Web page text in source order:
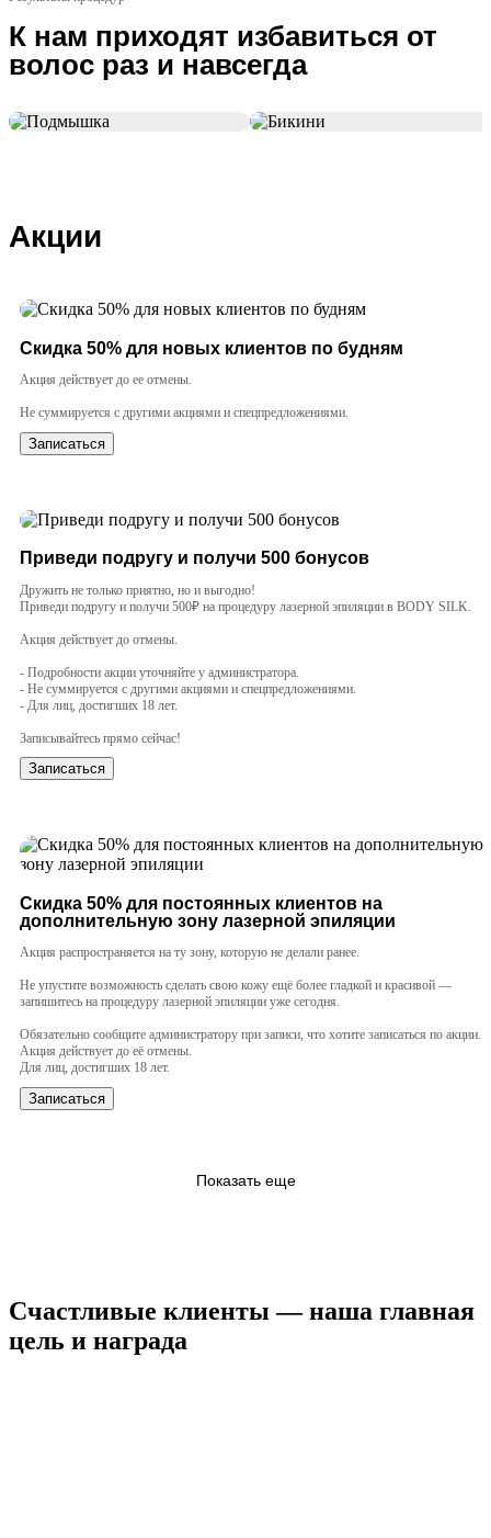
К нам приходят избавиться от
волос раз и навсегда
Акции
Cкидка 50% для новых клиентов по будням
Акция действует до ее отмены.
Не суммируется с другими акциями и спецпредложениями.
Записаться
Приведи подругу и получи 500 бонусов
Дружить не только приятно, но и выгодно!
Приведи подругу и получи 500₽ на процедуру лазерной эпиляции в BODY SILK.
Акция действует до отмены.
- Подробности акции уточняйте у администратора.
- Не суммируется с другими акциями и спецпредложениями.
- Для лиц, достигших 18 лет.
Записывайтесь прямо сейчас!
Записаться
Cкидка 50% для постоянных клиентов на
дополнительную зону лазерной эпиляции
Акция распространяется на ту зону, которую не делали ранее.
Не упустите возможность сделать свою кожу ещё более гладкой и красивой —
запишитесь на процедуру лазерной эпиляции уже сегодня.
Обязательно сообщите администратору при записи, что хотите записаться по акции.
Акция действует до её отмены.
Для лиц, достигших 18 лет.
Записаться
Показать еще
Счастливые клиенты — наша главная
цель и награда